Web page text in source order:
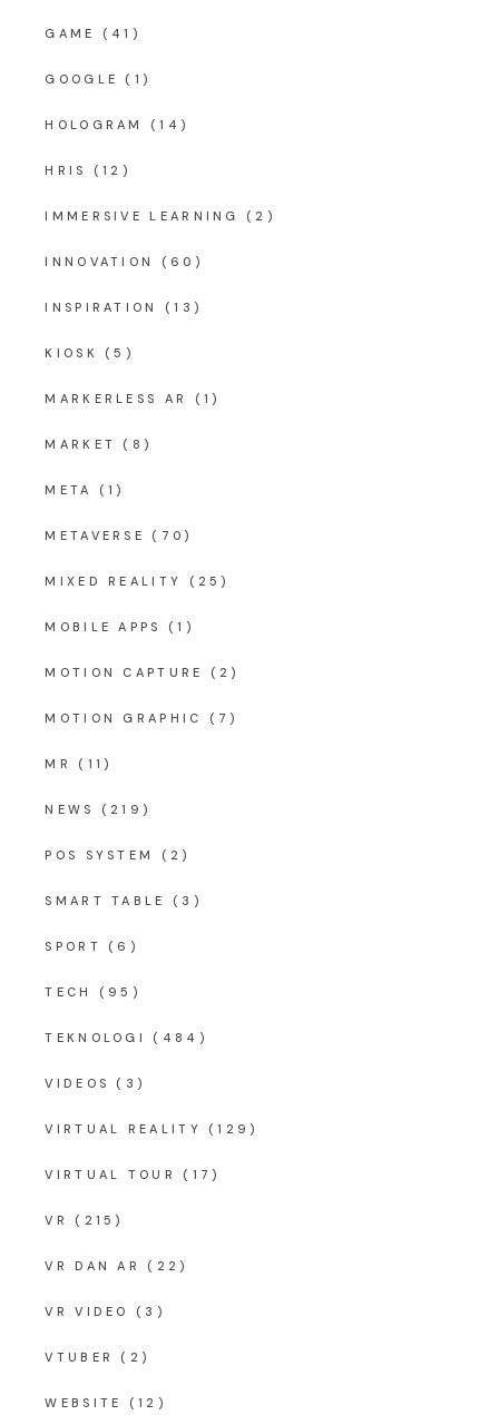
GAME (41)
GOOGLE (1)
HOLOGRAM (14)
HRIS (12)
IMMERSIVE LEARNING (2)
INNOVATION (60)
INSPIRATION (13)
KIOSK (5)
MARKERLESS AR (1)
MARKET (8)
META (1)
METAVERSE (70)
MIXED REALITY (25)
MOBILE APPS (1)
MOTION CAPTURE (2)
MOTION GRAPHIC (7)
MR (11)
NEWS (219)
POS SYSTEM (2)
SMART TABLE (3)
SPORT (6)
TECH (95)
TEKNOLOGI (484)
VIDEOS (3)
VIRTUAL REALITY (129)
VIRTUAL TOUR (17)
VR (215)
VR DAN AR (22)
VR VIDEO (3)
VTUBER (2)
WEBSITE (12)